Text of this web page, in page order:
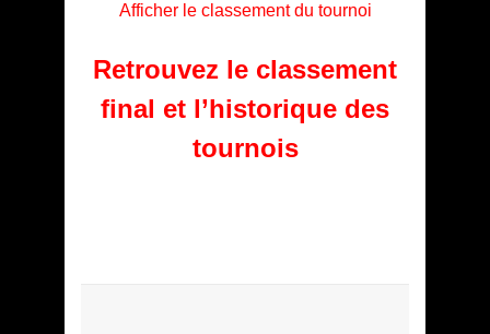
Afficher le classement du tournoi
Retrouvez le classement
final et l’historique des
tournois